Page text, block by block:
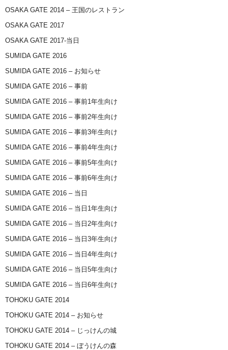
OSAKA GATE 2014 – 王国のレストラン
OSAKA GATE 2017
OSAKA GATE 2017-当日
SUMIDA GATE 2016
SUMIDA GATE 2016 – お知らせ
SUMIDA GATE 2016 – 事前
SUMIDA GATE 2016 – 事前1年生向け
SUMIDA GATE 2016 – 事前2年生向け
SUMIDA GATE 2016 – 事前3年生向け
SUMIDA GATE 2016 – 事前4年生向け
SUMIDA GATE 2016 – 事前5年生向け
SUMIDA GATE 2016 – 事前6年生向け
SUMIDA GATE 2016 – 当日
SUMIDA GATE 2016 – 当日1年生向け
SUMIDA GATE 2016 – 当日2年生向け
SUMIDA GATE 2016 – 当日3年生向け
SUMIDA GATE 2016 – 当日4年生向け
SUMIDA GATE 2016 – 当日5年生向け
SUMIDA GATE 2016 – 当日6年生向け
TOHOKU GATE 2014
TOHOKU GATE 2014 – お知らせ
TOHOKU GATE 2014 – じっけんの城
TOHOKU GATE 2014 – ぼうけんの森